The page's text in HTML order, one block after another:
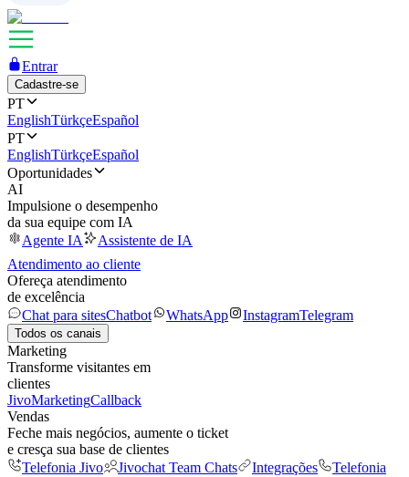
Entrar
Cadastre-se
PT
EnglishTürkçeEspañol
PT
EnglishTürkçeEspañol
Oportunidades
AI
Impulsione o desempenho
da sua equipe com IA
Agente IA
Assistente de IA
Atendimento ao cliente
Ofereça atendimento
de excelência
Chat para sitesChatbot WhatsApp InstagramTelegram
Todos os canais
Marketing
Transforme visitantes em
clientes
JivoMarketingCallback
Vendas
Feche mais negócios, aumente o ticket
e cresça sua base de clientes
Telefonia Jivo
Jivochat Team Chats Integrações
Telefonia